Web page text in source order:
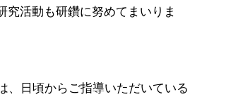
活動も研鑽に努めてまいりま
、日頃からご指導いただいている